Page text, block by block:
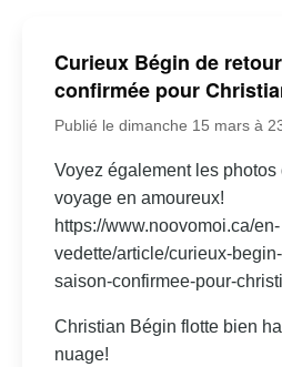
Curieux Bégin de
confirmée pour
Publié le dimanche 15 mars à
Voyez également les
voyage en amoureux!
https://www.noovomoi.ca/en-
vedette/article/curieux-
saison-confirmee-pour-
Christian Bégin flotte bien
nuage!